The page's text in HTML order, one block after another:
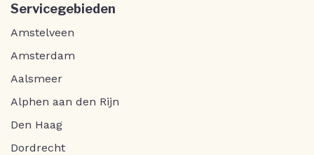
Servicegebieden
Amstelveen
Amsterdam
Aalsmeer
Alphen aan den Rijn
Den Haag
Dordrecht